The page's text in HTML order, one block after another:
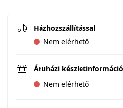
Házhozszállítással
Nem elérhető
Áruházi készletinformáció
Nem elérhető